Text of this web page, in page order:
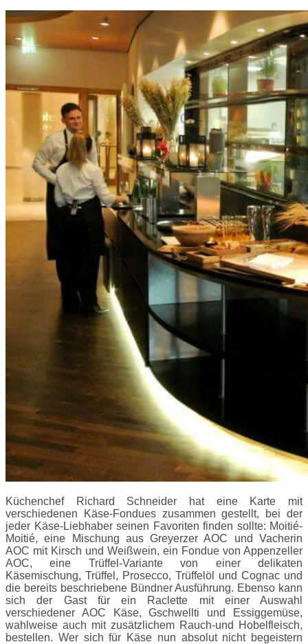
Küchenchef Richard Schneider hat eine Karte mit
verschiedenen Käse-Fondues zusammen gestellt, bei der
jeder Käse-Liebhaber seinen Favoriten finden sollte: Moitié-
Moitié, eine Mischung aus Greyerzer AOC und Vacherin
AOC mit Kirsch und Weißwein, ein Fondue von Appenzeller
AOC, eine Trüffel-Variante von einer delikaten
Käsemischung, Trüffel, Prosecco, Trüffelöl und Cognac und
die bereits beschriebene Bündner Ausführung. Ebenso kann
sich der Gast für ein Raclette mit einer Auswahl
verschiedener AOC Käse, Gschwellti und Essiggemüse,
wahlweise auch mit zusätzlichem Rauch-und Hobelfleisch,
bestellen. Wer sich für Käse nun absolut nicht begeistern